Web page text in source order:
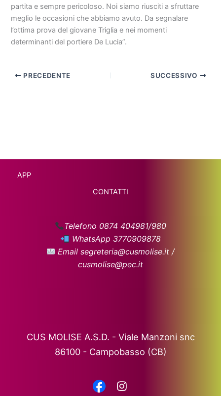
partita e sempre pericoloso. Noi siamo riusciti a sfruttare
meglio le occasioni che abbiamo avuto. Da segnalare
l’ottima prova del giovane Triglia e nei momenti
determinanti del portiere De Lucia”.
PRECEDENTE SUCCESSIVO
APP
CONTATTI
Telefono 0874 404981/980
WhatsApp 3770909878
Email segreteria@cusmolise.it /
cusmolise@pec.it
CUS MOLISE A.S.D. - Viale Manzoni snc
86100 - Campobasso (CB)